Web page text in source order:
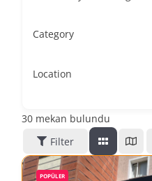
Category
Location
30 mekan bulundu
Filter
POPÜLER